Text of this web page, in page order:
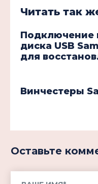
Читать так
Подключение
диска USB
для
Винчестеры
Оставьте